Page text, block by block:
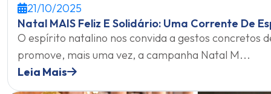
21/10/2025
Natal MAIS Feliz E Solidário: Uma Corrente De
O espírito natalino nos convida a gestos concretos
promove, mais uma vez, a campanha Natal M...
Leia Mais